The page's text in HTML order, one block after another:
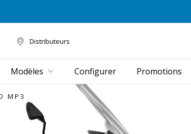
Distributeurs
Distributeurs
Modèles Configurer Promotions
MP3